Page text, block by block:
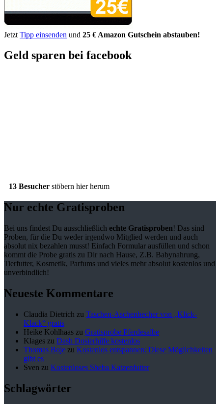
Jetzt Tipp einsenden und 25 € Amazon Gutschein abstauben!
Geld sparen bei facebook
13 Besucher stöbern hier herum
Nur echte Gratisproben
Bei uns findest Du ausschließlich echte Gratisproben! Das sind
Proben, für die Du weder irgendwo Mitglied werden und auch
absolut nix bezahlen musst! Einfach Formular ausfüllen und schon
kommt die Probe gratis zu Dir nach Hause, Z.B. Babynahrung,
Tierfutter, Kosmetik, Parfums und vieles mehr absolut kostenlos und
unverbindlich!
Neueste Kommentare
Claudia Dietrich zu Taschen-Aschenbecher von „Klick-
Klack“ gratis
Heike Kohlhaas zu Gratisprobe Pferdesalbe
Klages zu Dash Dosierhilfe kostenlos
Thomas Boje zu Kostenlos entspannen: Diese Möglichkeiten
gibt es
Sven zu Kostenloses Sheba Katzenfutter
Schlagwörter